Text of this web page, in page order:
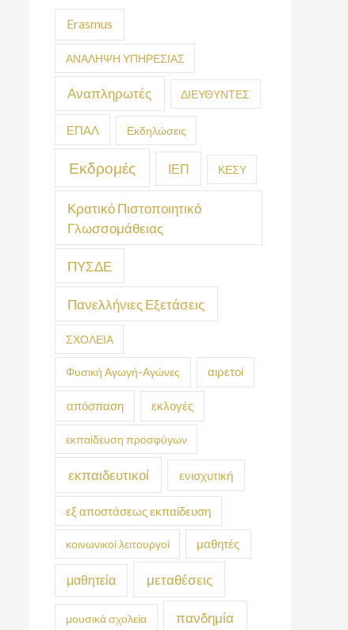
Erasmus
ΑΝΑΛΗΨΗ ΥΠΗΡΕΣΙΑΣ
Αναπληρωτές ΔΙΕΥΘΥΝΤΕΣ
ΕΠΑΛ Εκδηλώσεις
Εκδρομές ΙΕΠ ΚΕΣΥ
Κρατικό Πιστοποιητικό
Γλωσσομάθειας
ΠΥΣΔΕ
Πανελλήνιες Εξετάσεις
ΣΧΟΛΕΙΑ
Φυσική Αγωγή-Αγώνες αιρετοί
απόσπαση εκλογές
εκπαίδευση προσφύγων
εκπαιδευτικοί ενισχυτική
εξ αποστάσεως εκπαίδευση
κοινωνικοί λειτουργοί μαθητές
μαθητεία μεταθέσεις
μουσικά σχολεία πανδημία